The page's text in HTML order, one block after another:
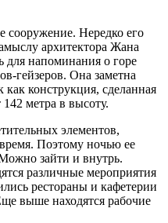
сооружение. Нередко его
архитектора Жана
напоминания о горе
гейзеров. Она заметна
конструкция, сделанная
метра в высоту.
элементов,
Поэтому ночью ее
зайти и внутрь.
различные мероприятия
рестораны и кафетерии
выше находятся рабочие